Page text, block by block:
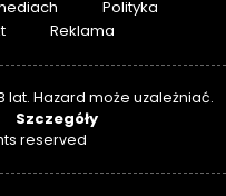
Polityka
Reklama
lat. Hazard może uzależniać.
Szczegóły
reserved